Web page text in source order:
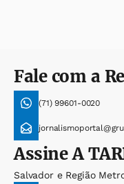
Fale com a
(71) 99601-0020
AssineA
Salvador e Região